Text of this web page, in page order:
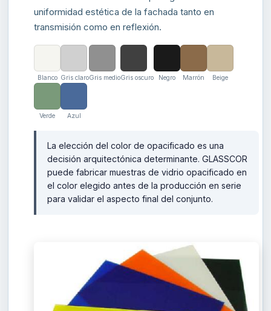
uniformidad estética de la fachada tanto en
transmisión como en reflexión.
Blanco Gris claroGris medioGris oscuro Negro Marrón Beige
Verde Azul
La elección del color de opacificado es una
decisión arquitectónica determinante. GLASSCOR
puede fabricar muestras de vidrio opacificado en
el color elegido antes de la producción en serie
para validar el aspecto final del conjunto.